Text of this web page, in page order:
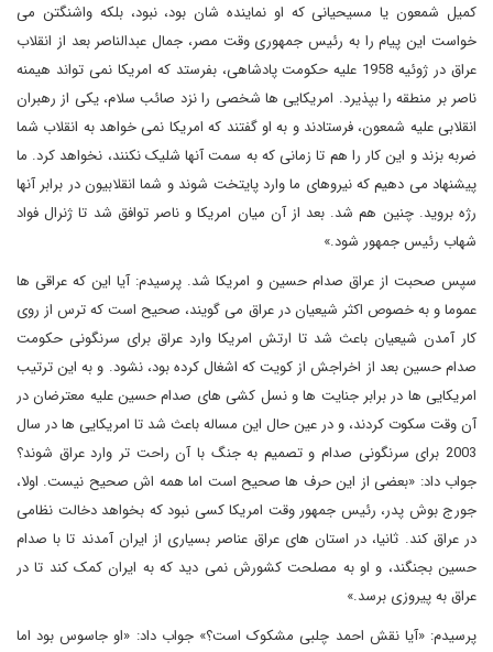
کمیل شمعون یا مسیحیانی که او نماینده شان بود، نبود، بلکه واشنگتن می
خواست این پیام را به رئیس جمهوری وقت مصر، جمال عبدالناصر بعد از انقلاب
عراق در ژوئیه 1958 علیه حکومت پادشاهی، بفرستد که امریکا نمی تواند هیمنه
ناصر بر منطقه را بپذیرد. امریکایی ها شخصی را نزد صائب سلام، یکی از رهبران
انقلابی علیه شمعون، فرستادند و به او گفتند که امریکا نمی خواهد به انقلاب شما
ضربه بزند و این کار را هم تا زمانی که به سمت آنها شلیک نکنند، نخواهد کرد. ما
پیشنهاد می دهیم که نیروهای ما وارد پایتخت شوند و شما انقلابیون در برابر آنها
رژه بروید. چنین هم شد. بعد از آن میان امریکا و ناصر توافق شد تا ژنرال فواد
شهاب رئیس جمهور شود.»
سپس صحبت از عراق صدام حسین و امریکا شد. پرسیدم: آیا این که عراقی ها
عموما و به خصوص اکثر شیعیان در عراق می گویند، صحیح است که ترس از روی
کار آمدن شیعیان باعث شد تا ارتش امریکا وارد عراق برای سرنگونی حکومت
صدام حسین بعد از اخراجش از کویت که اشغال کرده بود، نشود. و به این ترتیب
امریکایی ها در برابر جنایت ها و نسل کشی های صدام حسین علیه معترضان در
آن وقت سکوت کردند، و در عین حال این مساله باعث شد تا امریکایی ها در سال
2003 برای سرنگونی صدام و تصمیم به جنگ با آن راحت تر وارد عراق شوند؟
جواب داد: «بعضی از این حرف ها صحیح است اما همه اش صحیح نیست. اولا،
جورج بوش پدر، رئیس جمهور وقت امریکا کسی نبود که بخواهد دخالت نظامی
در عراق کند. ثانیا، در استان های عراق عناصر بسیاری از ایران آمدند تا با صدام
حسین بجنگند، و او به مصلحت کشورش نمی دید که به ایران کمک کند تا در
عراق به پیروزی برسد.»
پرسیدم: «آیا نقش احمد چلبی مشکوک است؟» جواب داد: «او جاسوس بود اما